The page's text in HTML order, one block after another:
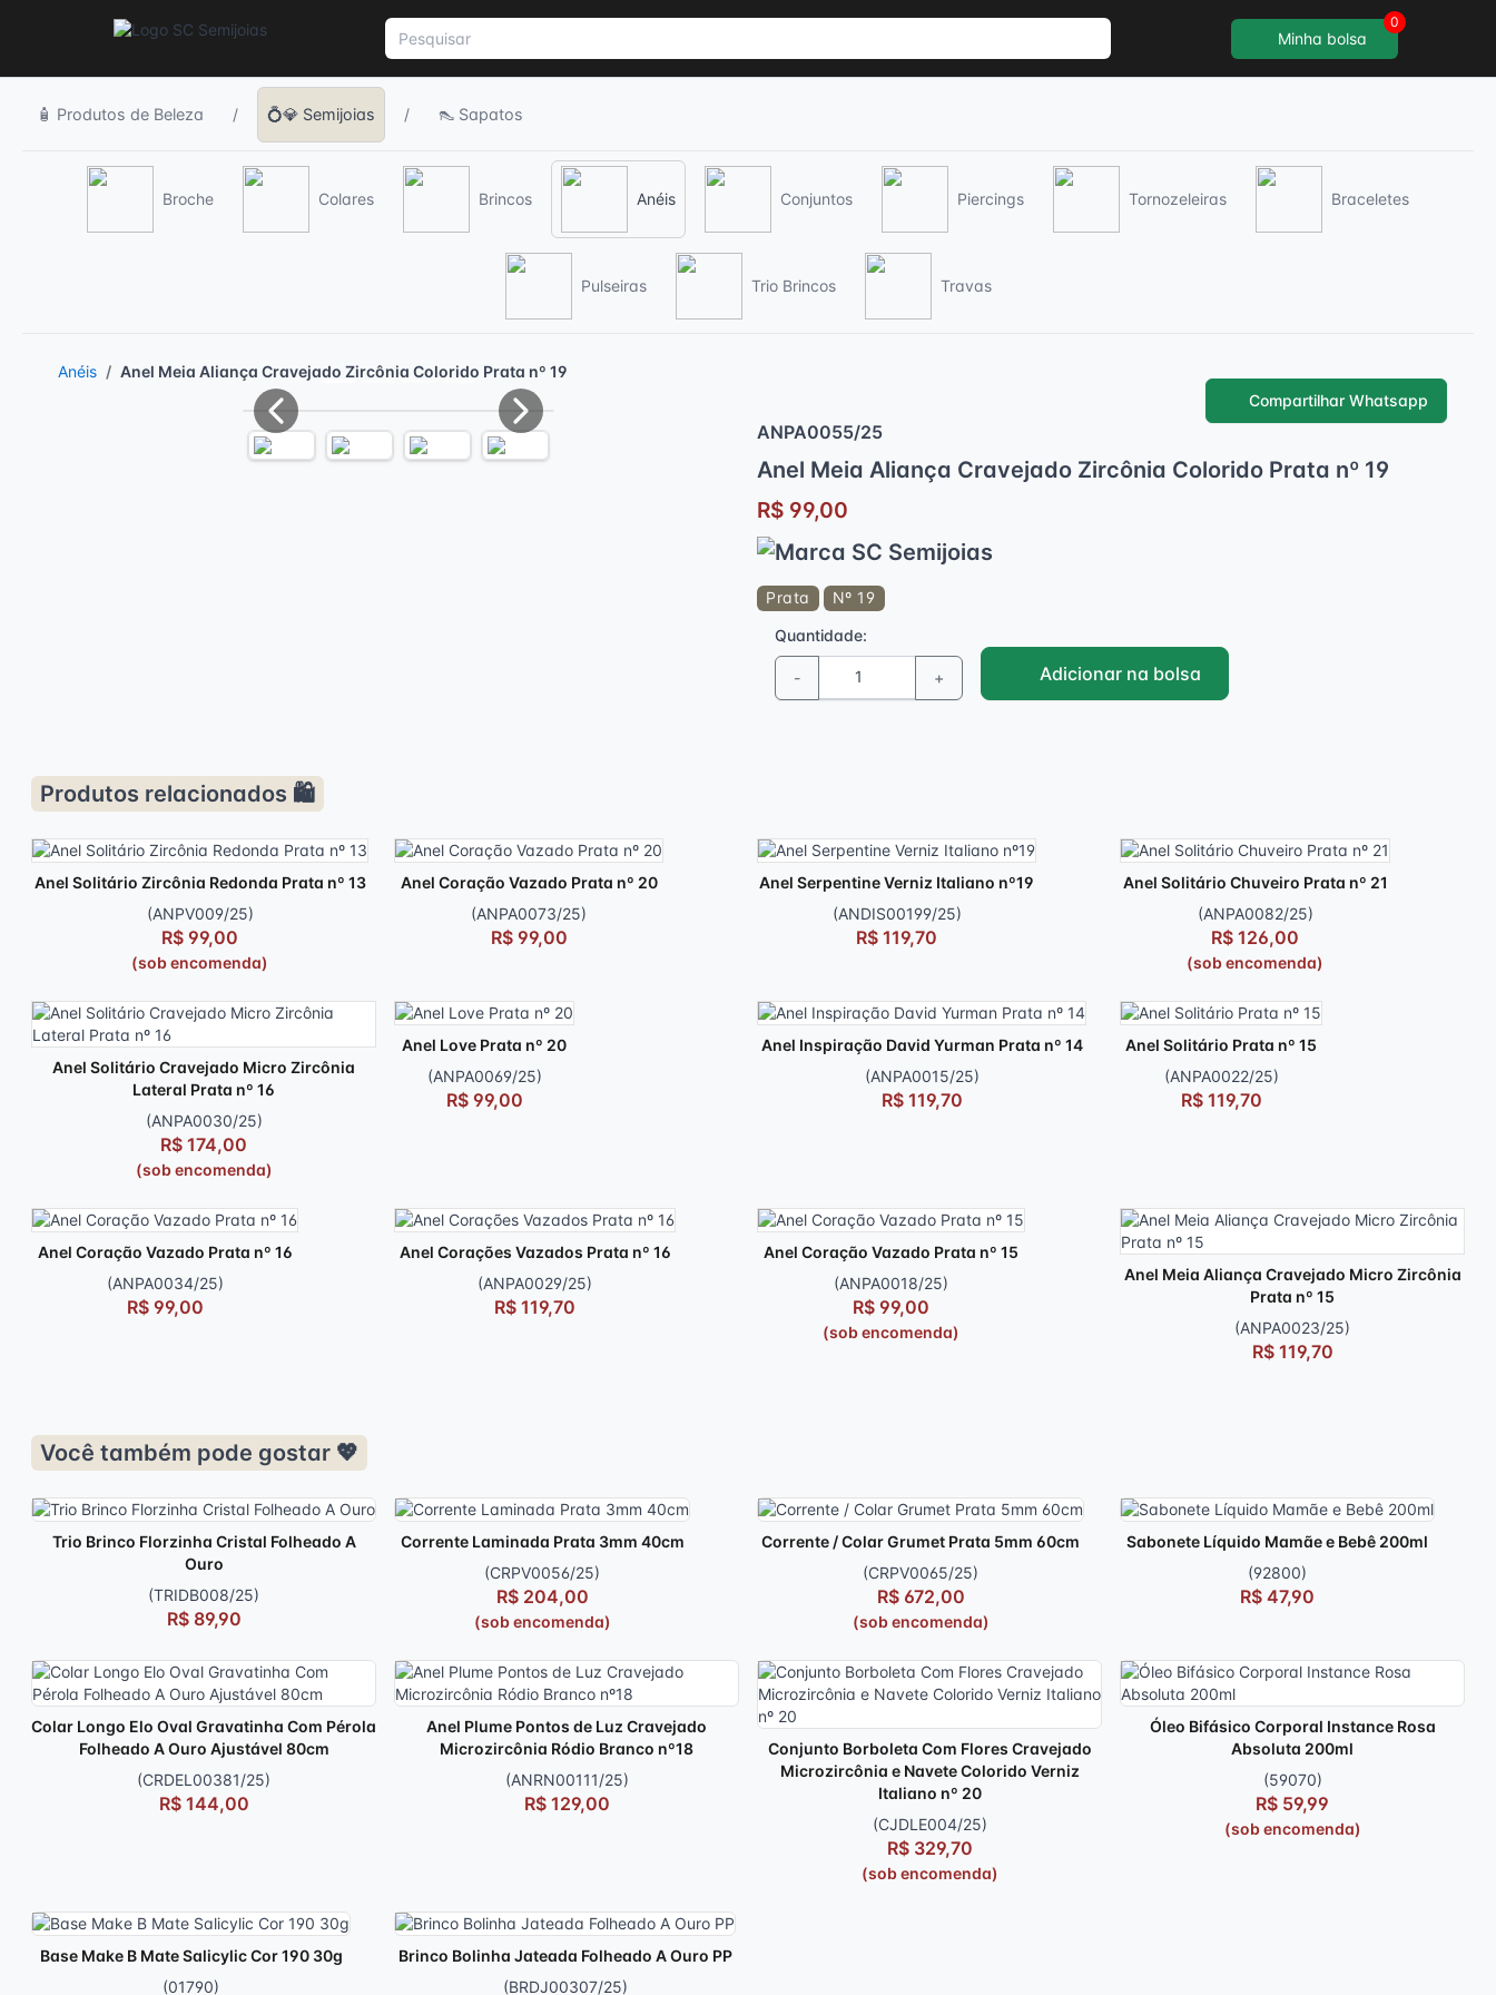
Minha bolsa
0
🧴 Produtos de Beleza / 💍💎 Semijoias / 👠 Sapatos
Broche Colares Brincos Anéis Conjuntos Piercings Tornozeleiras Braceletes
Pulseiras Trio Brincos Travas
Compartilhar Whatsapp
Anéis Anel Meia Aliança Cravejado Zircônia Colorido Prata nº 19
Previous Next
ANPA0055/25
Anel Meia Aliança Cravejado Zircônia Colorido Prata nº 19
R$ 99,00
Prata
Nº 19
Quantidade:
- + Adicionar na bolsa
Produtos relacionados 🛍️
Anel Solitário Zircônia Redonda Prata nº 13
(ANPV009/25)
R$ 99,00
(sob encomenda)
Anel Coração Vazado Prata nº 20
(ANPA0073/25)
R$ 99,00
Anel Serpentine Verniz Italiano nº19
(ANDIS00199/25)
R$ 119,70
Anel Solitário Chuveiro Prata nº 21
(ANPA0082/25)
R$ 126,00
(sob encomenda)
Anel Solitário Cravejado Micro Zircônia
Lateral Prata nº 16
(ANPA0030/25)
R$ 174,00
(sob encomenda)
Anel Love Prata nº 20
(ANPA0069/25)
R$ 99,00
Anel Inspiração David Yurman Prata nº 14
(ANPA0015/25)
R$ 119,70
Anel Solitário Prata nº 15
(ANPA0022/25)
R$ 119,70
Anel Coração Vazado Prata nº 16
(ANPA0034/25)
R$ 99,00
Anel Corações Vazados Prata nº 16
(ANPA0029/25)
R$ 119,70
Anel Coração Vazado Prata nº 15
(ANPA0018/25)
R$ 99,00
(sob encomenda)
Anel Meia Aliança Cravejado Micro Zircônia
Prata nº 15
(ANPA0023/25)
R$ 119,70
Você também pode gostar 💖
Trio Brinco Florzinha Cristal Folheado A
Ouro
(TRIDB008/25)
R$ 89,90
Corrente Laminada Prata 3mm 40cm
(CRPV0056/25)
R$ 204,00
(sob encomenda)
Corrente / Colar Grumet Prata 5mm 60cm
(CRPV0065/25)
R$ 672,00
(sob encomenda)
Sabonete Líquido Mamãe e Bebê 200ml
(92800)
R$ 47,90
Colar Longo Elo Oval Gravatinha Com Pérola
Folheado A Ouro Ajustável 80cm
(CRDEL00381/25)
R$ 144,00
Anel Plume Pontos de Luz Cravejado
Microzircônia Ródio Branco nº18
(ANRN00111/25)
R$ 129,00
Conjunto Borboleta Com Flores Cravejado
Microzircônia e Navete Colorido Verniz
Italiano nº 20
(CJDLE004/25)
R$ 329,70
(sob encomenda)
Óleo Bifásico Corporal Instance Rosa
Absoluta 200ml
(59070)
R$ 59,99
(sob encomenda)
Base Make B Mate Salicylic Cor 190 30g
(01790)
Brinco Bolinha Jateada Folheado A Ouro PP
(BRDJ00307/25)